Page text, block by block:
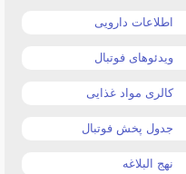
اطلاعات دارویی
ویدئوهای فوتبال
کالری مواد غذایی
جدول پخش فوتبال
نهج البلاغه